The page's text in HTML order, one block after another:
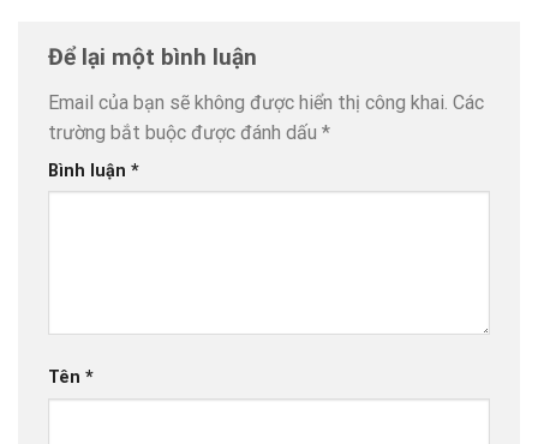
Để lại một bình luận
Email của bạn sẽ không được hiển thị công khai. Các
trường bắt buộc được đánh dấu *
Bình luận *
Tên *